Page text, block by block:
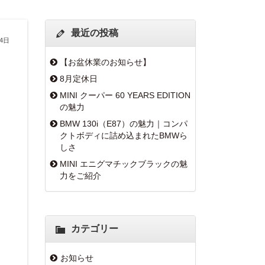
日
最近の投稿
【お盆休業のお知らせ】
8月定休日
MINI クーパー 60 YEARS EDITION
の魅力
BMW 130i（E87）の魅力｜コンパ
クトボディに詰め込まれたBMWら
しさ
MINI エニグマチックブラックの魅
力をご紹介
カテゴリー
お知らせ